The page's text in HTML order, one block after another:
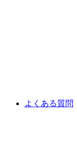
よくある質問